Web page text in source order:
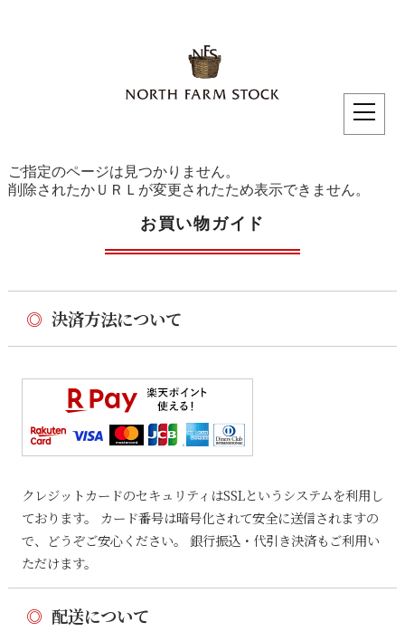
ご指定のページは見つかりません。
削除されたかＵＲＬが変更されたため表示できません。
お買い物ガイド
◎ 決済方法について
クレジットカードのセキュリティはSSLというシステムを利用し
ております。 カード番号は暗号化されて安全に送信されますの
で、どうぞご安心ください。 銀行振込・代引き決済もご利用い
ただけます。
◎ 配送について